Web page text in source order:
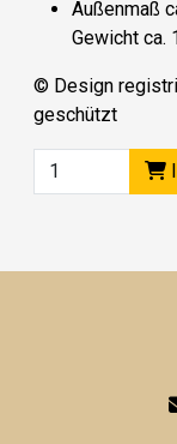
Außenmaß
Gewicht ca.
© Design
geschützt